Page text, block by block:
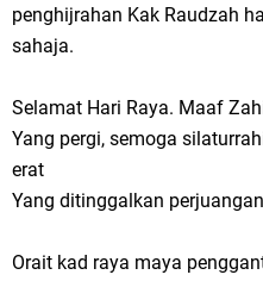
penghijrahan Kak Raudzah
sahaja.
Selamat Hari Raya. Maaf
Yang pergi, semoga
erat
Yang ditinggalkan
Orait kad raya maya